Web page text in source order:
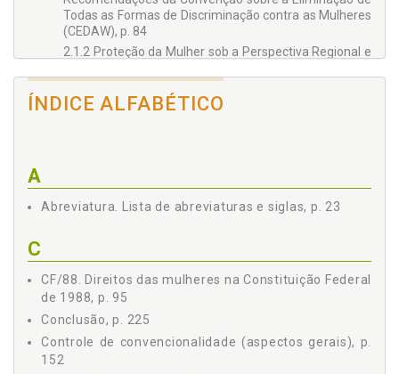
Todas as Formas de Discriminação contra as Mulheres
(CEDAW), p. 84
2.1.2 Proteção da Mulher sob a Perspectiva Regional e
Erradicar a Violência contra a Mulher, p. 92
2.2 DIREITOS DAS MULHERES NA CONSTITUIÇÃO
3 O IMPACTO DO SISTEMA INTERAMERICANO DE DIREITOS
HUMANOS NA PROTEÇÃO DOS DIREITOS DAS MULHERES E
O CONTROLE DE CONVENCIONALIDADE, p. 125
FEMINISTA, p. 130
3.1.1 Caso Maria da Penha vs. Brasil e a Lei n.
11.340/2006, p. 130
3.1.2 Caso Márcia Barbosa de Sousa vs. Brasil e a
Resolução CNJ n. 492/2023 (Protocolo de Julgamento
com Perspectiva de Gênero), p. 136
ÍNDICE ALFABÉTICO
A
Abreviatura. Lista de abreviaturas e siglas, p. 23
C
CF/88. Direitos das mulheres na Constituição Federal
de 1988, p. 95
Conclusão, p. 225
Controle de convencionalidade (aspectos gerais), p.
152